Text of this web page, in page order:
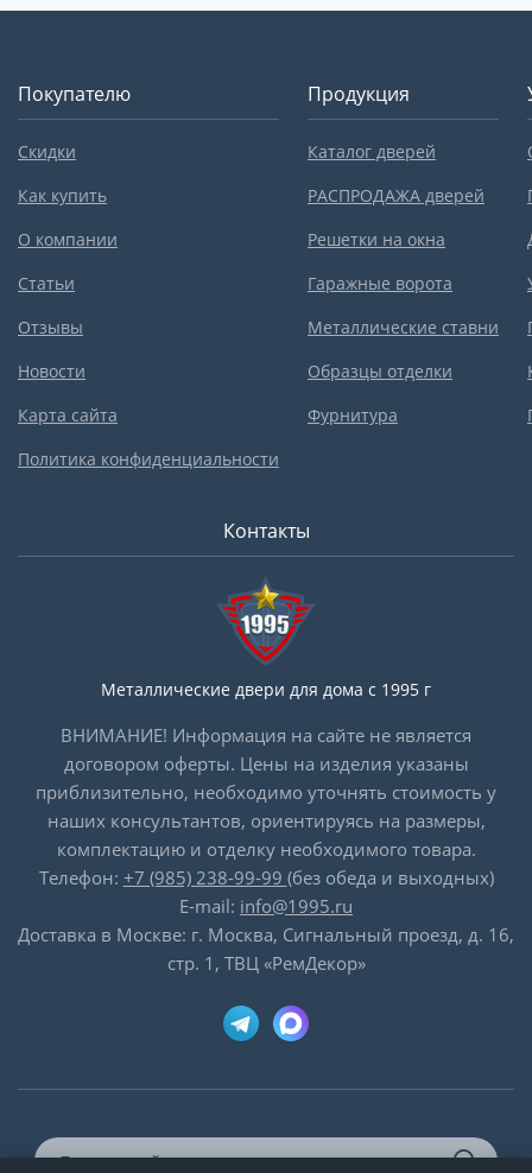
Покупателю
Скидки
Как купить
О компании
Статьи
Отзывы
Новости
Карта сайта
Политика конфиденциальности
Продукция
Каталог дверей
РАСПРОДАЖА дверей
Решетки на окна
Гаражные ворота
Металлические ставни
Образцы отделки
Фурнитура
Контакты
Металлические двери для дома с 1995 г
ВНИМАНИЕ! Информация на сайте не является
договором оферты. Цены на изделия указаны
приблизительно, необходимо уточнять стоимость у
наших консультантов, ориентируясь на размеры,
комплектацию и отделку необходимого товара.
Телефон: +7 (985) 238-99-99 (без обеда и выходных)
E-mail: info@1995.ru
Доставка в Москве: г. Москва, Сигнальный проезд, д. 16,
стр. 1, ТВЦ «РемДекор»